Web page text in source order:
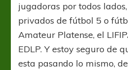
jugadoras por todos
privados de fútbol 5 o
Amateur Platense, el
EDLP. Y estoy seguro de
esta pasando lo mismo,